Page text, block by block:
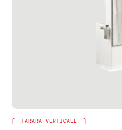
TARARA VERTICALE